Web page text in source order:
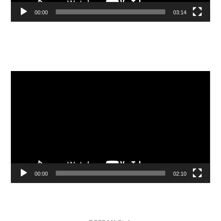
00:00 03:14
00:00 02:10